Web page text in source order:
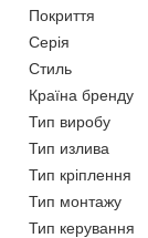
Покриття
Серія
Стиль
Країна бренду
Тип виробу
Тип излива
Тип кріплення
Тип монтажу
Тип керування